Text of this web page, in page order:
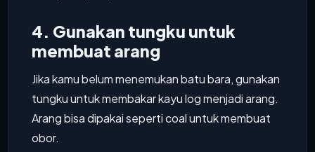
4. Gunakan tungku untuk
membuat arang
Jika kamu belum menemukan batu bara, gunakan
tungku untuk membakar kayu log menjadi arang.
Arang bisa dipakai seperti coal untuk membuat
obor.